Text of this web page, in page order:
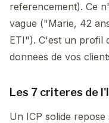
referencement). Ce
vague ("Marie, 42
ETI"). C'est un profil
donnees de vos
Les 7 criteres de
Un ICP solide